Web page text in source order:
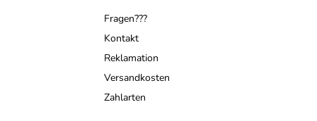
Fragen???
Kontakt
Reklamation
Versandkosten
Zahlarten